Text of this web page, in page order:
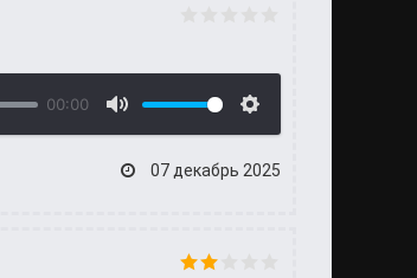
00:00
07 декабрь 2025